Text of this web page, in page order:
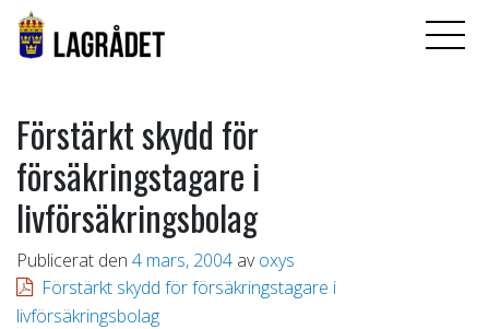
Förstärkt skydd för
försäkringstagare i
livförsäkringsbolag
Publicerat den 4 mars, 2004 av oxys
Förstärkt skydd för försäkringstagare i
livförsäkringsbolag